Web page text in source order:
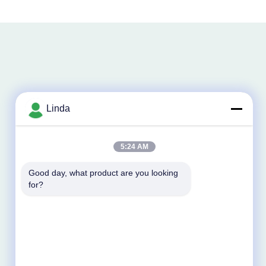
Linda
5:24 AM
Good day, what product are you looking
for?